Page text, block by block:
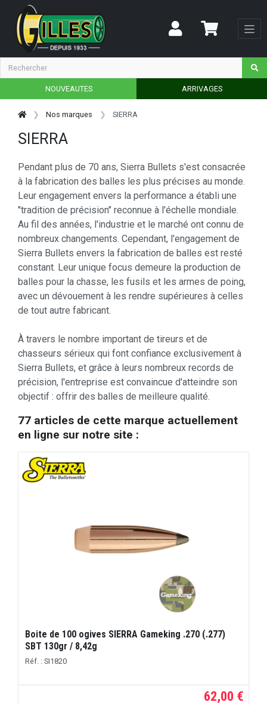
NOUVEAUTES ARRIVAGES
Nos marques SIERRA
SIERRA
Pendant plus de 70 ans, Sierra Bullets s'est consacrée
à la fabrication des balles les plus précises au monde.
Leur engagement envers la performance a établi une
"tradition de précision" reconnue à l'échelle mondiale.
Au fil des années, l'industrie et le marché ont connu de
nombreux changements. Cependant, l'engagement de
Sierra Bullets envers la fabrication de balles est resté
constant. Leur unique focus demeure la production de
balles pour la chasse, les fusils et les armes de poing,
avec un dévouement à les rendre supérieures à celles
de tout autre fabricant.
À travers le nombre important de tireurs et de
chasseurs sérieux qui font confiance exclusivement à
Sierra Bullets, et grâce à leurs nombreux records de
précision, l'entreprise est convaincue d'atteindre son
objectif : offrir des balles de meilleure qualité.
77 articles de cette marque actuellement
en ligne sur notre site :
Boite de 100 ogives SIERRA Gameking .270 (.277)
SBT 130gr / 8,42g
Réf. : SI1820
62,00 €